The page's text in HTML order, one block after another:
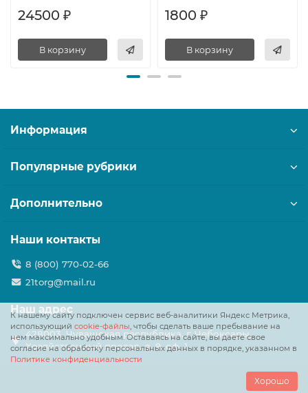
24500 ₽
В корзину
1800 ₽
В корзину
К нашему сайту подключен сервис веб-аналитики Яндекс Метрика,
использующий cookie-файлы, чтобы сделать ваше пребывание на
нем максимально удобным. Оставаясь на сайте, вы даете свое
согласие на обработку персональных данных в порядке, указанном в
Политике конфиденциальности
Хорошо
Информация
Популярные рубрики
Дополнительно
Наши контакты
8 (800) 770-02-66
21torg@mail.ru
Наш адрес
428003, Чувашская республика, г. Чебоксары,
Хозяйственный проезд, д. 9, оф. 1